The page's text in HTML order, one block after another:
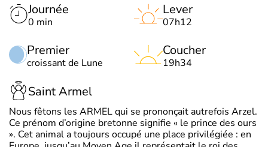
Journée
0 min
Premier
croissant de Lune
Lever
07h12
Coucher
19h34
Saint Armel
Nous fêtons les ARMEL qui se prononçait autrefois Arzel.
Ce prénom d’origine bretonne signifie « le prince des ours
». Cet animal a toujours occupé une place privilégiée : en